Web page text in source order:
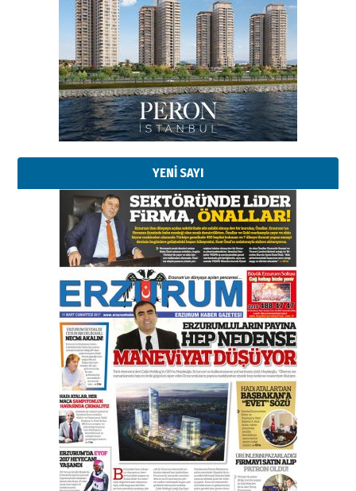
YENİ SAYI
Esat BİNDESEN
Başkan Sekmen’den Erzurum’a
bir vizyon proje daha!
02 Ağustos 2026 Pazar
Kadir SABUNCUOĞLU
Erzurumspor’un köşe taşları
29 Haziran 2026 Pazartesi
Kenan GÜLERCİ
Murat Şahsuvaroğlu ERKON’da
çıtayı yukarı taşırken,
yönetimdekiler aşağı
çekmemeli!
17 Şubat 2026 SalıOrhan BOZKURT
Bir fotoğraf, bir şehir, bir
gazeteci… Dizginler kimin
elinde?
31 Mart 2026 Salı
A. Berhan Yılmaz
BİR BÖLÜM DEĞİL, BİR ÖMÜR
SEÇİYORSUNUZ… “NEDEN
ATATÜRK ÜNİVERSİTESİ?”
28 Temmuz 2026 Salı
Ahmet Gökhan YAZICI
Ahmed Yesevi’den bir Alperen…
”Reisimiz” idi… Hakka yürüdü.!
26 Mart 2026 Perşembe
Cem Bakırcı